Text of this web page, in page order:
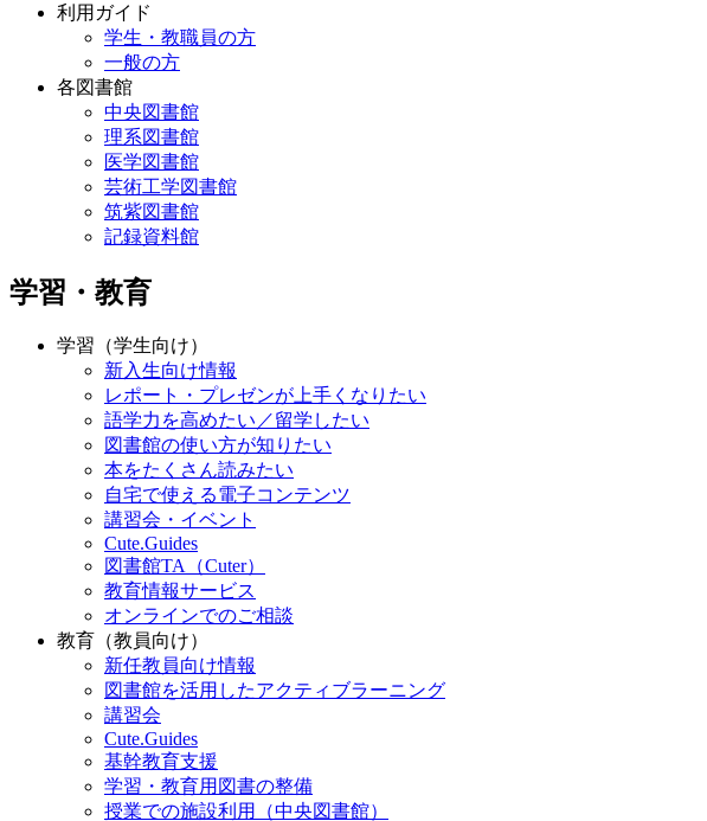
利用ガイド
学生・教職員の方
一般の方
各図書館
中央図書館
理系図書館
医学図書館
芸術工学図書館
筑紫図書館
記録資料館
学習・教育
学習（学生向け）
新入生向け情報
レポート・プレゼンが上手くなりたい
語学力を高めたい／留学したい
図書館の使い方が知りたい
本をたくさん読みたい
自宅で使える電子コンテンツ
講習会・イベント
Cute.Guides
図書館TA（Cuter）
教育情報サービス
オンラインでのご相談
教育（教員向け）
新任教員向け情報
図書館を活用したアクティブラーニング
講習会
Cute.Guides
基幹教育支援
学習・教育用図書の整備
授業での施設利用（中央図書館）